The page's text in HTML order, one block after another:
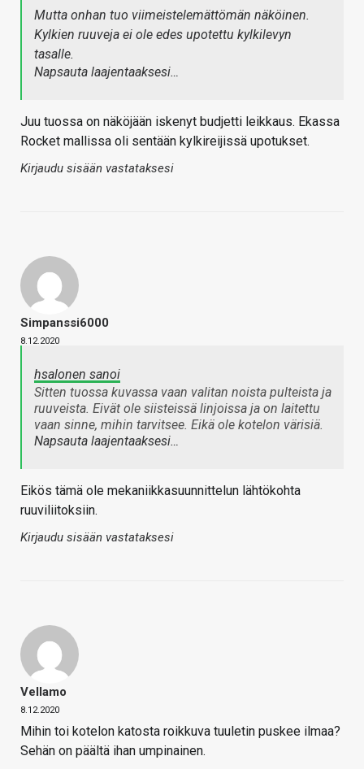
Mutta onhan tuo viimeistelemättömän näköinen.
Kylkien ruuveja ei ole edes upotettu kylkilevyn
tasalle.
Napsauta laajentaaksesi…
Juu tuossa on näköjään iskenyt budjetti leikkaus. Ekassa
Rocket mallissa oli sentään kylkireijissä upotukset.
Kirjaudu sisään vastataksesi
Simpanssi6000
8.12.2020
hsalonen sanoi
Sitten tuossa kuvassa vaan valitan noista pulteista ja
ruuveista. Eivät ole siisteissä linjoissa ja on laitettu
vaan sinne, mihin tarvitsee. Eikä ole kotelon värisiä.
Napsauta laajentaaksesi…
Eikös tämä ole mekaniikkasuunnittelun lähtökohta
ruuviliitoksiin.
Kirjaudu sisään vastataksesi
Vellamo
8.12.2020
Mihin toi kotelon katosta roikkuva tuuletin puskee ilmaa?
Sehän on päältä ihan umpinainen.